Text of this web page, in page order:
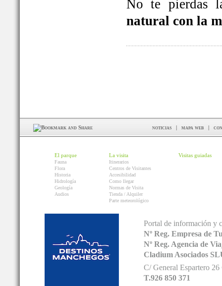
No te pierdas
natural con la
noticias mapa web
El parque
Fauna
Flora
Historia
Hidrología
Geología
Audios
La visita
Itinerarios
Centros de Visitantes
Accesibilidad
Como llegar
Normas de Visita
Tienda / Alquiler
Parte meteorológico
Visitas guiadas
Portal de información y
Nº Reg. Empresa de
Nº Reg. Agencia de
Cladium Asociados
C/ General Espartero
T.926 850 371